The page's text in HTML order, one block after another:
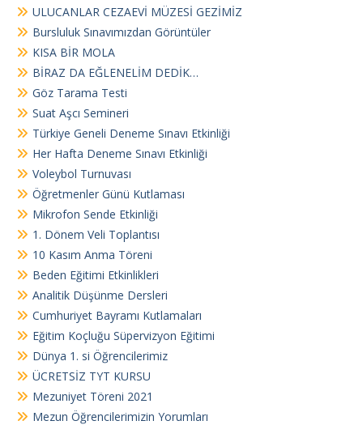
ULUCANLAR CEZAEVİ MÜZESİ GEZİMİZ
Bursluluk Sınavımızdan Görüntüler
KISA BİR MOLA
BİRAZ DA EĞLENELİM DEDİK…
Göz Tarama Testi
Suat Aşcı Semineri
Türkiye Geneli Deneme Sınavı Etkinliği
Her Hafta Deneme Sınavı Etkinliği
Voleybol Turnuvası
Öğretmenler Günü Kutlaması
Mikrofon Sende Etkinliği
1. Dönem Veli Toplantısı
10 Kasım Anma Töreni
Beden Eğitimi Etkinlikleri
Analitik Düşünme Dersleri
Cumhuriyet Bayramı Kutlamaları
Eğitim Koçluğu Süpervizyon Eğitimi
Dünya 1. si Öğrencilerimiz
ÜCRETSİZ TYT KURSU
Mezuniyet Töreni 2021
Mezun Öğrencilerimizin Yorumları